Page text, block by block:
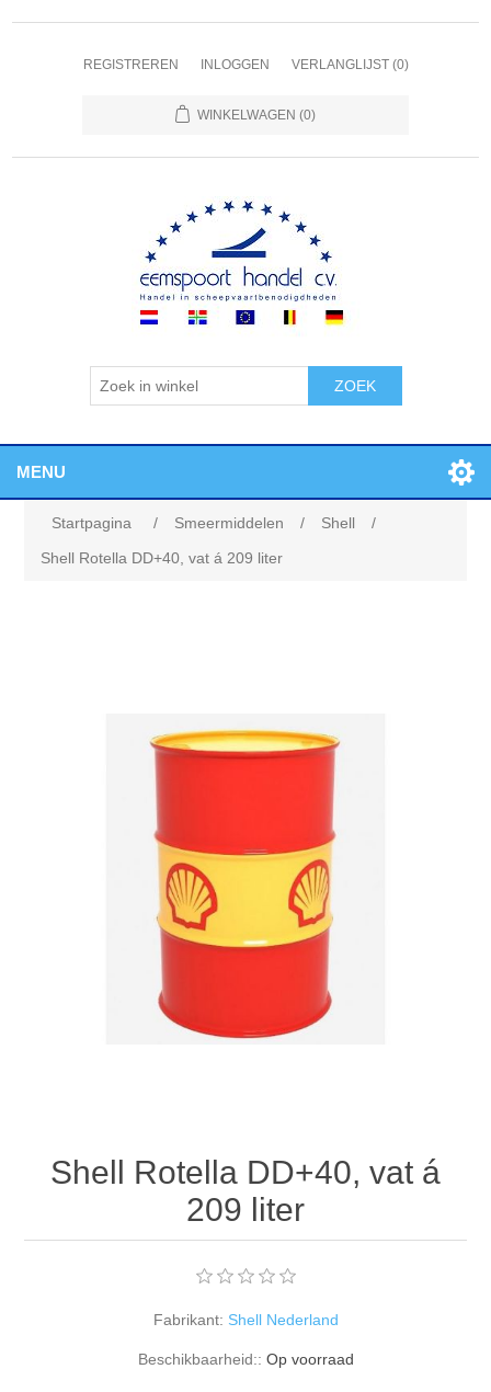
REGISTREREN INLOGGEN VERLANGLIJST (0)
WINKELWAGEN (0)
ZOEK
MENU
Startpagina / Smeermiddelen / Shell
/
Shell Rotella DD+40, vat á 209 liter
Shell Rotella DD+40, vat á
209 liter
Fabrikant: Shell Nederland
Beschikbaarheid:: Op voorraad